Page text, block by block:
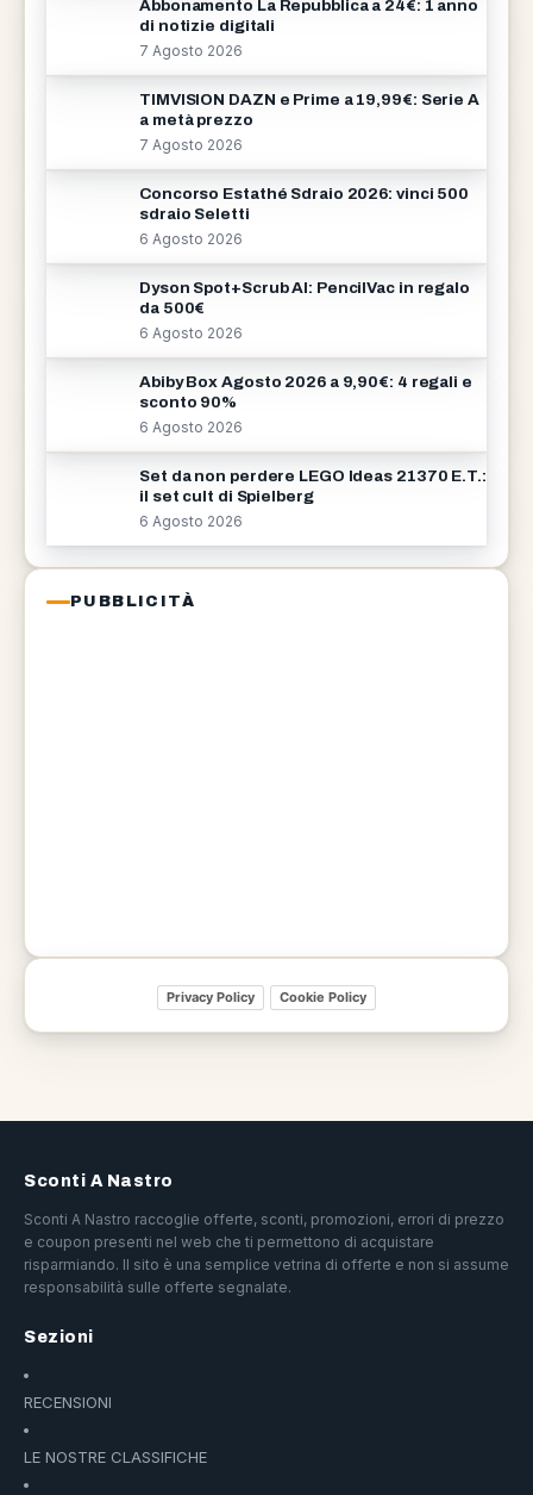
Abbonamento La Repubblica a 24€: 1 anno
di notizie digitali
7 Agosto 2026
TIMVISION DAZN e Prime a 19,99€: Serie A
a metà prezzo
7 Agosto 2026
Concorso Estathé Sdraio 2026: vinci 500
sdraio Seletti
6 Agosto 2026
Dyson Spot+Scrub AI: PencilVac in regalo
da 500€
6 Agosto 2026
Abiby Box Agosto 2026 a 9,90€: 4 regali e
sconto 90%
6 Agosto 2026
Set da non perdere LEGO Ideas 21370 E.T.:
il set cult di Spielberg
6 Agosto 2026
PUBBLICITÀ
Privacy Policy Cookie Policy
Sconti A Nastro
Sconti A Nastro raccoglie offerte, sconti, promozioni, errori di prezzo
e coupon presenti nel web che ti permettono di acquistare
risparmiando. Il sito è una semplice vetrina di offerte e non si assume
responsabilità sulle offerte segnalate.
Sezioni
RECENSIONI
LE NOSTRE CLASSIFICHE